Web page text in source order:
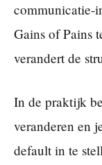
communicatie-
Gains of Pains
verandert de
In de praktijk
veranderen en
default in te